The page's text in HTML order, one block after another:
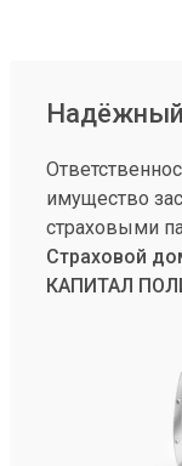
Надёжный
имущество
страховыми
Страховой
КАПИТАЛ